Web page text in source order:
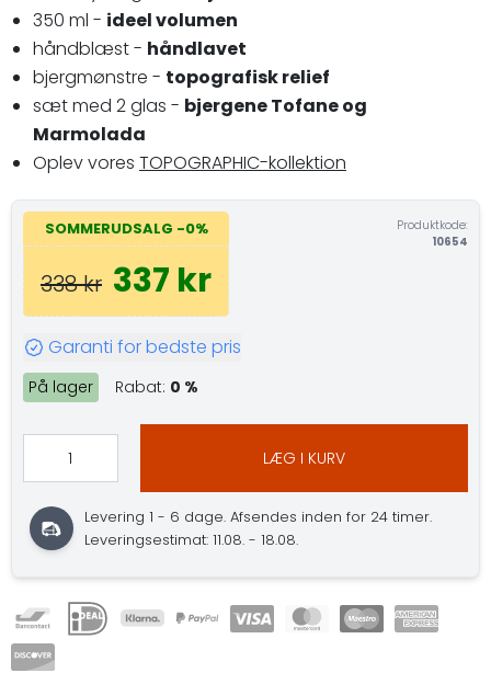
350 ml - ideel volumen
håndblæst - håndlavet
bjergmønstre - topografisk relief
sæt med 2 glas - bjergene Tofane og
Marmolada
Oplev vores TOPOGRAPHIC-kollektion
SOMMERUDSALG -0%
338 kr 337 kr
Produktkode:
10654
Garanti for bedste pris
På lager Rabat: 0 %
LÆG I KURV
Levering 1 - 6 dage. Afsendes inden for 24 timer.
Leveringsestimat: 11.08. - 18.08.